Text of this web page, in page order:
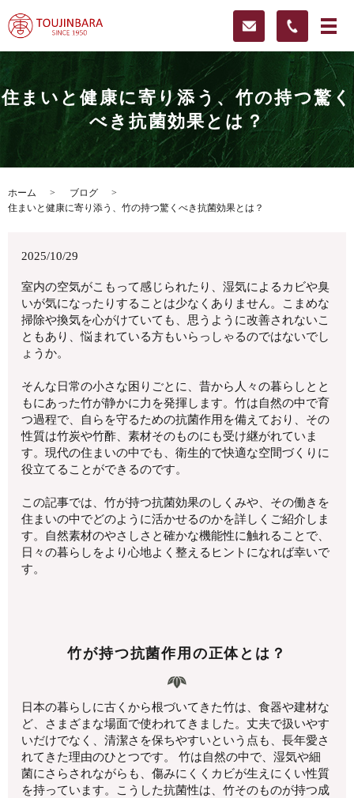
住まいと健康に寄り添う、竹の持つ驚く
べき抗菌効果とは？
ホーム
ブログ
住まいと健康に寄り添う、竹の持つ驚くべき抗菌効果とは？
2025/10/29
室内の空気がこもって感じられたり、湿気によるカビや臭
いが気になったりすることは少なくありません。こまめな
掃除や換気を心がけていても、思うように改善されないこ
ともあり、悩まれている方もいらっしゃるのではないでし
ょうか。
そんな日常の小さな困りごとに、昔から人々の暮らしとと
もにあった竹が静かに力を発揮します。竹は自然の中で育
つ過程で、自らを守るための抗菌作用を備えており、その
性質は竹炭や竹酢、素材そのものにも受け継がれていま
す。現代の住まいの中でも、衛生的で快適な空間づくりに
役立てることができるのです。
この記事では、竹が持つ抗菌効果のしくみや、その働きを
住まいの中でどのように活かせるのかを詳しくご紹介しま
す。自然素材のやさしさと確かな機能性に触れることで、
日々の暮らしをより心地よく整えるヒントになれば幸いで
す。
竹が持つ抗菌作用の正体とは？
日本の暮らしに古くから根づいてきた竹は、食器や建材な
ど、さまざまな場面で使われてきました。丈夫で扱いやす
いだけでなく、清潔さを保ちやすいという点も、長年愛さ
れてきた理由のひとつです。 竹は自然の中で、湿気や細
菌にさらされながらも、傷みにくくカビが生えにくい性質
を持っています。こうした抗菌性は、竹そのものが持つ成